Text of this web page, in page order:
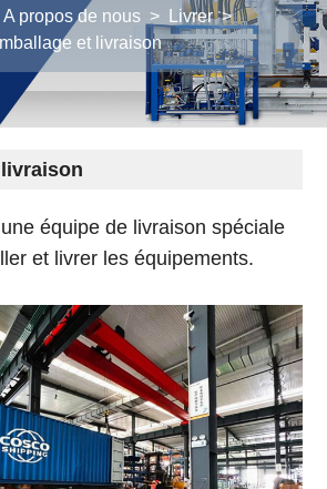
A propos de nous > Livrer >
et livraison
équipe de livraison spéciale
et livrer les équipements.